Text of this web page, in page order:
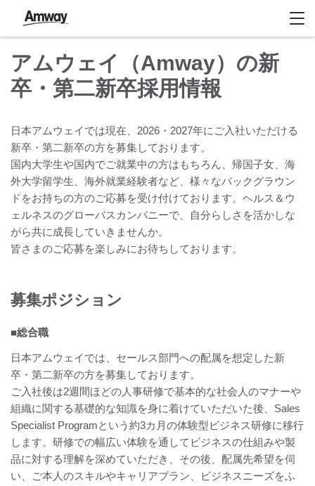
アムウェイ（Amway）の新
卒・第二新卒採用情報
日本アムウェイでは現在、2026・2027年にご入社いただける
新卒・第二新卒の方を募集しております。
国内大学生や国内でご就業中の方はもちろん、帰国子女、海
外大学留学生、海外就業経験者など、様々なバックグラウン
ドをお持ちの方のご応募を受け付けております。ヘルス＆ウ
ェルネスのグローバスカンパニーで、自分らしさを活かしな
がら共に成長していきませんか。
皆さまのご応募を楽しみにお待ちしております。
募集ポジション
■総合職
日本アムウェイでは、セールス部門への配属を想定した新
卒・第二新卒の方を募集しております。
ご入社後は2週間ほどの人事研修で基本的な社会人のマナーや
組織に関する基礎的な知識を身に着けていただいた後、Sales
Specialist Programという約3カ月の体験型ビジネス研修に移行
します。研修での幅広い体験を通してビジネスの仕組みや製
品に対する理解を深めていただき、その後、配属先希望を伺
い、ご本人のスキルやキャリアプラン、ビジネスニーズをふ